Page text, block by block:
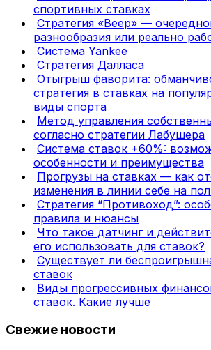
спортивных ставках
Стратегия «Веер» —
разнообразия или реально
Система Yankee
Стратегия Далласа
Отыгрыш фаворита:
стратегия в ставках на
виды спорта
Метод управления
согласно стратегии Лабушера
Система ставок +60%:
особенности и преимущества
Прогрузы на ставках — как
изменения в линии себе на
Стратегия “Противоход”:
правила и нюансы
Что такое датчинг и
его использовать для ставок?
Существует ли
ставок
Виды прогрессивных
ставок. Какие лучше
Свежие новости